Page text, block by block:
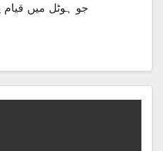
جو ہوٹل میں قیام